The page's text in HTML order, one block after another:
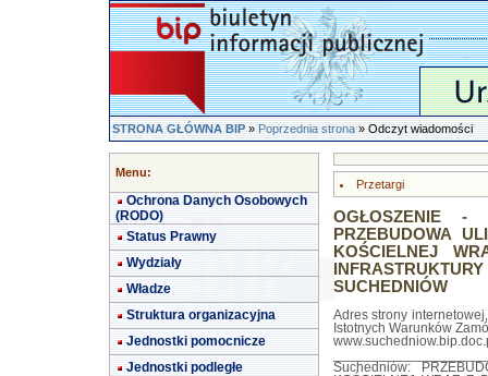
STRONA GŁÓWNA BIP»Poprzednia strona» Odczyt wiadomości
Menu:
Ochrona Danych Osobowych
(RODO)
Status Prawny
Wydziały
Władze
Struktura organizacyjna
Jednostki pomocnicze
Jednostki podległe
Przetargi
OGŁOSZENIE -
PRZEBUDOWA
KOŚCIELNEJ
SUCHEDNIÓW
Adres strony
Istotnych Warunków
Suchedniów: